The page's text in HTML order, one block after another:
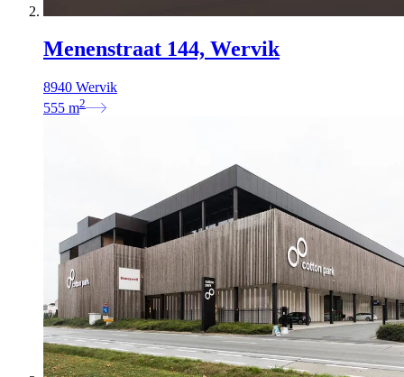
Menenstraat 144, Wervik
8940 Wervik
555 m2